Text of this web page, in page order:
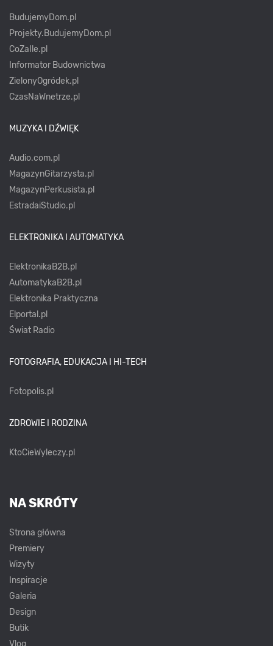
BudujemyDom.pl
Projekty.BudujemyDom.pl
CoZaIle.pl
Informator Budownictwa
ZielonyOgródek.pl
CzasNaWnetrze.pl
MUZYKA I DŹWIĘK
Audio.com.pl
MagazynGitarzysta.pl
MagazynPerkusista.pl
EstradaiStudio.pl
ELEKTRONIKA I AUTOMATYKA
ElektronikaB2B.pl
AutomatykaB2B.pl
Elektronika Praktyczna
Elportal.pl
Świat Radio
FOTOGRAFIA, EDUKACJA I HI-TECH
Fotopolis.pl
ZDROWIE I RODZINA
KtoCieWyleczy.pl
NA SKRÓTY
Strona główna
Premiery
Wizyty
Inspiracje
Galeria
Design
Butik